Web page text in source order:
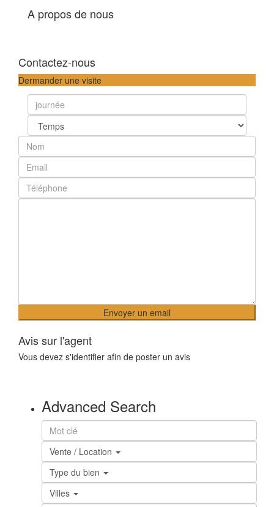
A propos de nous
Contactez-nous
Dermander une visite
Avis sur l'agent
Vous devez s'identifier afin de poster un avis
Advanced Search
Vente / Location
Type du bien
Villes